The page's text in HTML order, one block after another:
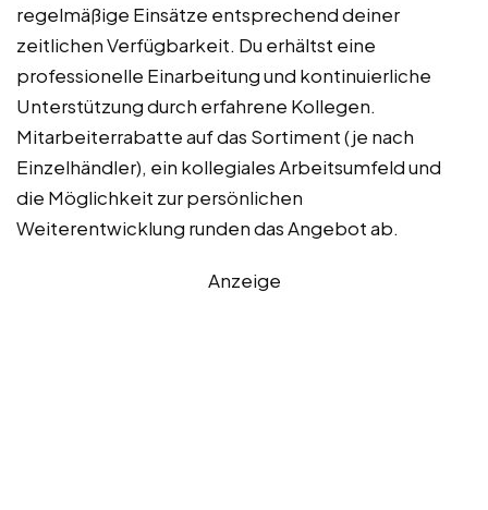
regelmäßige Einsätze entsprechend deiner
zeitlichen Verfügbarkeit. Du erhältst eine
professionelle Einarbeitung und kontinuierliche
Unterstützung durch erfahrene Kollegen.
Mitarbeiterrabatte auf das Sortiment (je nach
Einzelhändler), ein kollegiales Arbeitsumfeld und
die Möglichkeit zur persönlichen
Weiterentwicklung runden das Angebot ab.
Anzeige